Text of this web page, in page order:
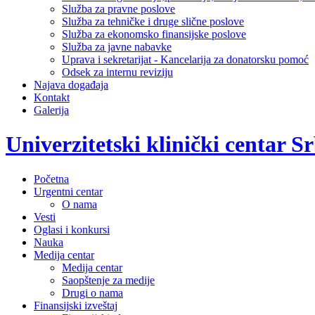
Služba za pravne poslove
Služba za tehničke i druge slične poslove
Služba za ekonomsko finansijske poslove
Služba za javne nabavke
Uprava i sekretarijat - Kancelarija za donatorsku pomoć
Odsek za internu reviziju
Najava događaja
Kontakt
Galerija
Univerzitetski klinički centar
Početna
Urgentni centar
O nama
Vesti
Oglasi i konkursi
Nauka
Medija centar
Medija centar
Saopštenje za medije
Drugi o nama
Finansijski izveštaj